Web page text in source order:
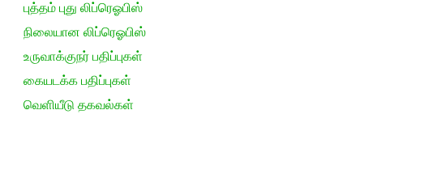
புத்தம் புது லிப்ரெஓபிஸ்
நிலையான லிப்ரெஓபிஸ்
உருவாக்குநர் பதிப்புகள்
கையடக்க பதிப்புகள்
வெளியீடு தகவல்கள்